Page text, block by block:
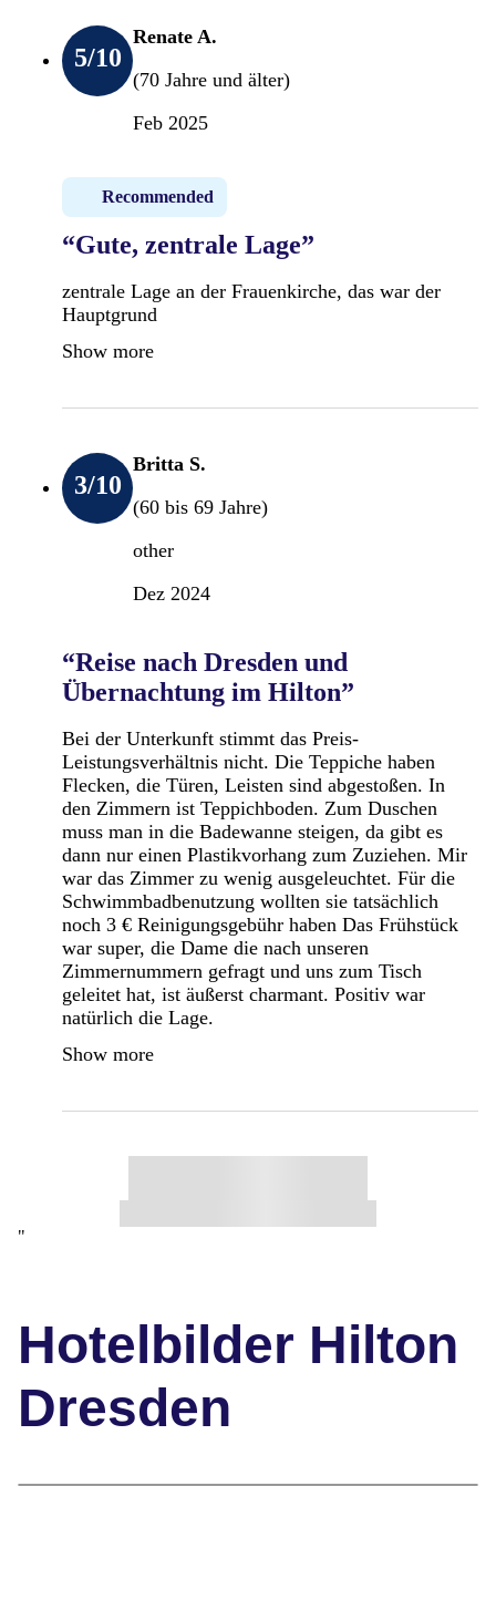
5/10
Renate A.
(70 Jahre und älter)
Feb 2025
Recommended
“Gute, zentrale Lage”
zentrale Lage an der Frauenkirche, das war der
Hauptgrund
Show more
3/10
Britta S.
(60 bis 69 Jahre)
other
Dez 2024
“Reise nach Dresden und
Übernachtung im Hilton”
Bei der Unterkunft stimmt das Preis-
Leistungsverhältnis nicht. Die Teppiche haben
Flecken, die Türen, Leisten sind abgestoßen. In
den Zimmern ist Teppichboden. Zum Duschen
muss man in die Badewanne steigen, da gibt es
dann nur einen Plastikvorhang zum Zuziehen. Mir
war das Zimmer zu wenig ausgeleuchtet. Für die
Schwimmbadbenutzung wollten sie tatsächlich
noch 3 € Reinigungsgebühr haben Das Frühstück
war super, die Dame die nach unseren
Zimmernummern gefragt und uns zum Tisch
geleitet hat, ist äußerst charmant. Positiv war
natürlich die Lage.
Show more
"
Hotelbilder Hilton
Dresden